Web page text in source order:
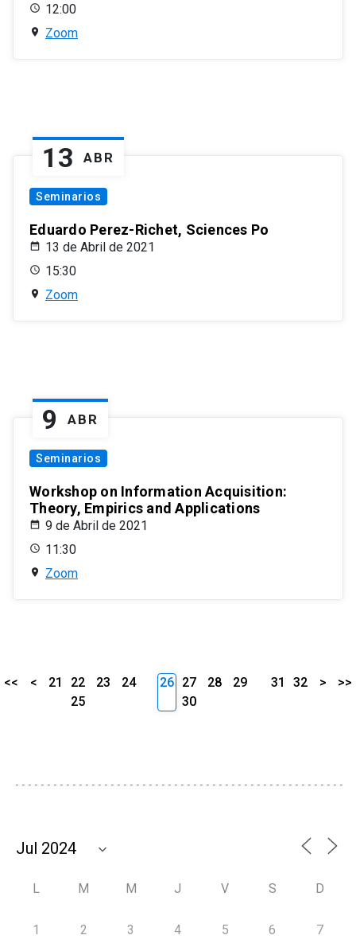
12:00
Zoom
13 ABR
Seminarios
Eduardo Perez-Richet, Sciences Po
13 de Abril de 2021
15:30
Zoom
9 ABR
Seminarios
Workshop on Information Acquisition:
Theory, Empirics and Applications
9 de Abril de 2021
11:30
Zoom
<< < 21 22 23
24
25
26 27 28
29
30
31 32 > >>
L M M J V S D
1 2 3 4 5 6 7